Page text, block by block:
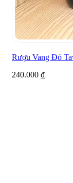
Rượu Vang Đỏ
240.000 ₫